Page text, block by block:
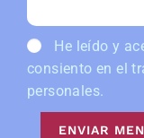
He leído y
consiento en el
personales.
ENVIAR